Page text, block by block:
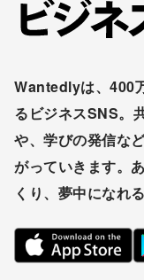
Wantedlyは、400
るビジネスSNS。
や、学びの発信な
がっていきます。
くり、夢中になれ